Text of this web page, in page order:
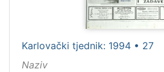
Karlovački tjednik: 1994 • 27
Naziv